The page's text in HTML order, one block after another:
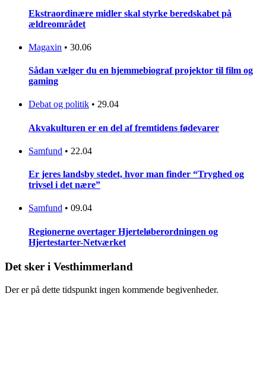
Ekstraordinære midler skal styrke beredskabet på
ældreområdet
Magaxin • 30.06
Sådan vælger du en hjemmebiograf projektor til film og
gaming
Debat og politik • 29.04
Akvakulturen er en del af fremtidens fødevarer
Samfund • 22.04
Er jeres landsby stedet, hvor man finder “Tryghed og
trivsel i det nære”
Samfund • 09.04
Regionerne overtager Hjerteløberordningen og
Hjertestarter-Netværket
Det sker i Vesthimmerland
Der er på dette tidspunkt ingen kommende begivenheder.